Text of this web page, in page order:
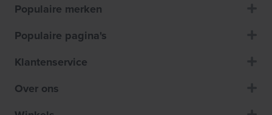
Populaire merken
Populaire pagina's
Klantenservice
Over ons